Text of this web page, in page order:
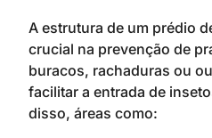
A estrutura de um prédio
crucial na prevenção de
buracos, rachaduras ou
facilitar a entrada de
disso, áreas como: